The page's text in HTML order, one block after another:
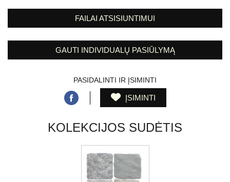
FAILAI ATSISIUNTIMUI
GAUTI INDIVIDUALŲ PASIŪLYMĄ
PASIDALINTI IR ĮSIMINTI
ĮSIMINTI
KOLEKCIJOS SUDĖTIS